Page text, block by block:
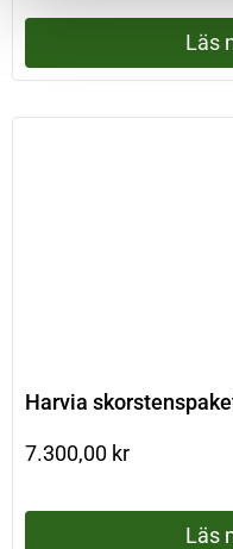
Läs
Harvia
7.300,00 kr
Läs